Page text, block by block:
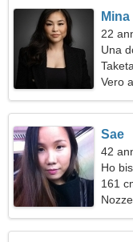
Mina
22
Una
Vero
Sae
42
Ho
161
Nozze